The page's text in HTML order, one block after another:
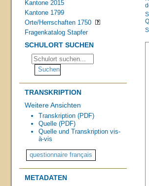
Kantone 2015
Kantone 1799
Orte/Herrschaften 1750
Fragenkatalog Stapfer
SCHULORT SUCHEN
TRANSKRIPTION
Weitere Ansichten
Transkription (PDF)
Quelle (PDF)
Quelle und Transkription vis-
à-vis
METADATEN